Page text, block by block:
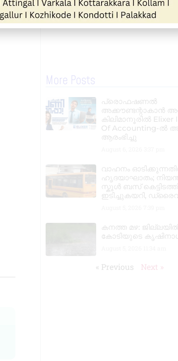
More Posts
പ്രൊഫഷണൽ
അക്കൗണ്ടന്റാകാൻ
കിലിമാനൂരിൽ Elixer
Of Accounting-ൽ
ആരംഭിച്ചു
വാഹനം
ഹൃദയാഘാതം;
സ്കൂൾ ബസ്
ഇടിച്ചുകയറി,
കനത്ത മഴ: ജില്ലയിൽ
കോടിയുടെ
« Previous Next »